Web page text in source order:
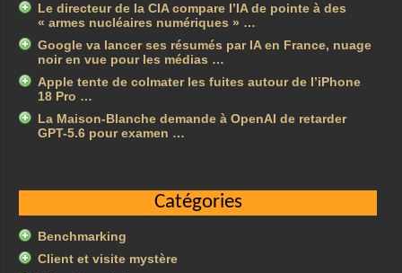
Le directeur de la CIA compare l’IA de pointe à des
« armes nucléaires numériques » …
Google va lancer ses résumés par IA en France, nuage
noir en vue pour les médias …
Apple tente de colmater les fuites autour de l’iPhone
18 Pro …
La Maison-Blanche demande à OpenAI de retarder
GPT-5.6 pour examen …
Catégories
Benchmarking
Client et visite mystère